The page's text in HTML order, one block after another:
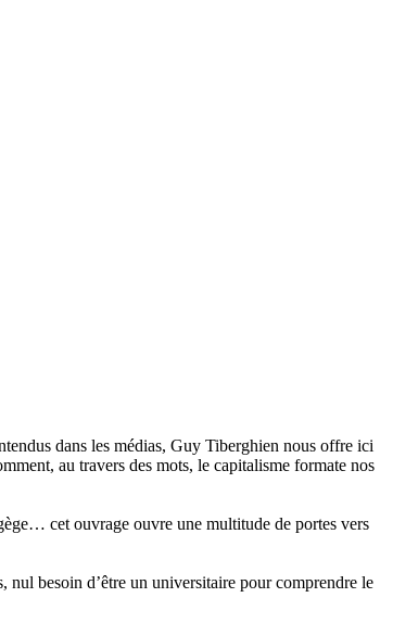
dans les médias, Guy Tiberghien nous offre ici
au travers des mots, le capitalisme formate nos
cet ouvrage ouvre une multitude de portes vers
nul besoin d’être un universitaire pour comprendre le